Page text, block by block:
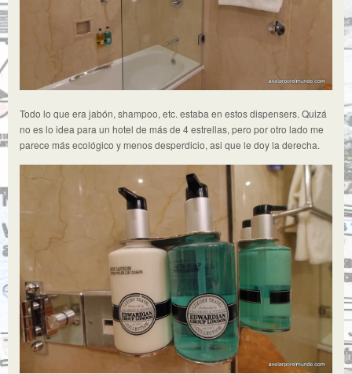
Todo lo que era jabón, shampoo, etc. estaba en estos dispensers. Quizá
no es lo idea para un hotel de más de 4 estrellas, pero por otro lado me
parece más ecológico y menos desperdicio, asi que le doy la derecha.